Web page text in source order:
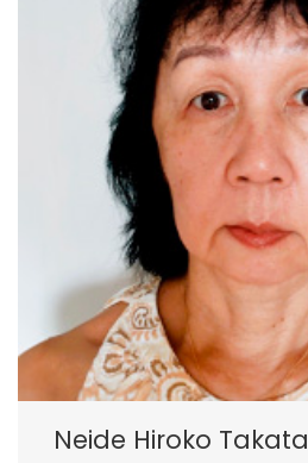
Neide Hiroko Takata